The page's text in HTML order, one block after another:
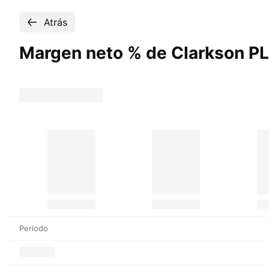
Atrás
Margen neto % de Clarkson
Periodo